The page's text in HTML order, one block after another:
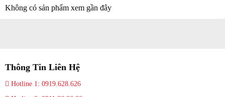
Không có sản phẩm xem gần đây
Thông Tin Liên Hệ
Hotline 1: 0919.628.626